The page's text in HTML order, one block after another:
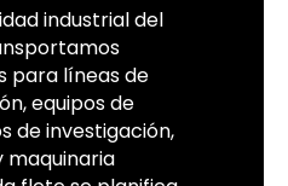
industrial del
para líneas de
equipos de
de investigación,
maquinaria